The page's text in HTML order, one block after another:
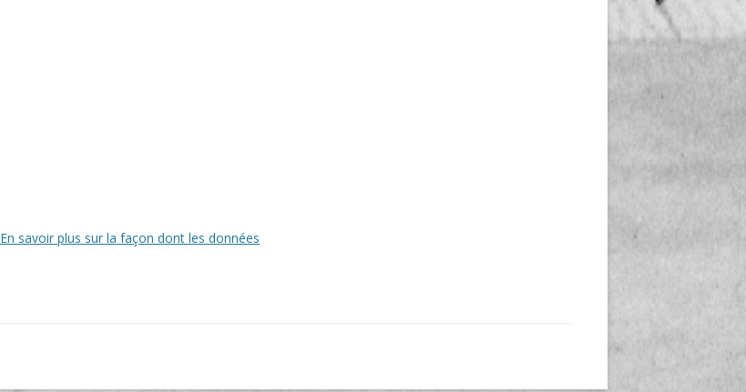
En savoir plus sur la façon dont les données